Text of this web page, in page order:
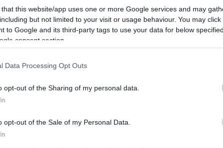
that this website/app uses one or more Google services and may
but not limited to your visit or usage behaviour. You may
to Google and its third-party tags to use your data for below
consent section.
Data Processing Opt Outs
opt-out of the Sharing of my personal data.
opt-out of the Sale of my Personal Data.
κατέληγαν σε σούτ και η προπόνηση ολοκληρώθηκε
παίζουν δίτερμα εναλλάξ. Θεραπεία έκανε ο
πρόγραμμα και στη συνέχεια έκαναν θεραπεία.
ασκήσεις με σέντρες, σούτ και τελειώματα,
σε δύο ομάδες και να παίζουν
του, ενώ ο Σαριέγκι προπονήθηκε κανονικά με
και Σισέ. Ο Σισέ κατά την διάρκεια της
δικέφαλο και ακολούθησε ατομικό πρόγραμμα